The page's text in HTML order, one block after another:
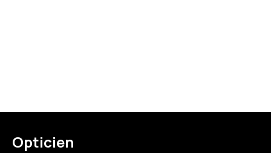
Opticien